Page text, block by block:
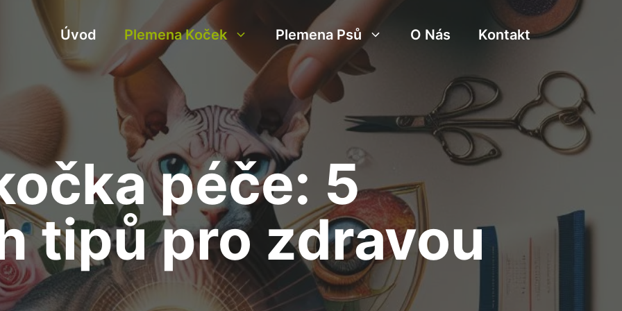
Úvod Plemena Koček Plemena Psů O Nás Kontakt
péče: 5
tipů pro zdravou